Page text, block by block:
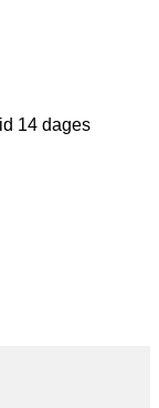
14 dages